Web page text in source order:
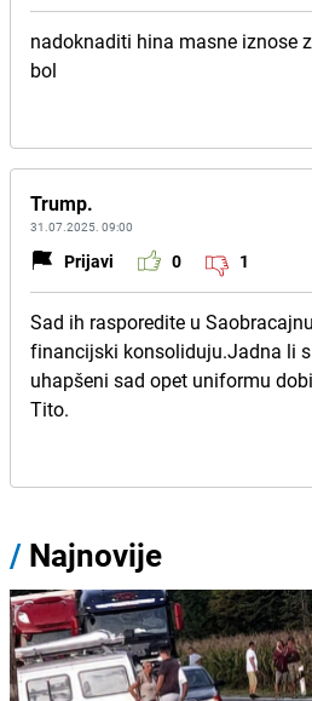
nadoknaditi hina masne iznose
bol
Trump.
31.07.2025. 09:00
Prijavi 0 1
Sad ih rasporedite u
financijski konsoliduju.Jadna li
uhapšeni sad opet uniformu
Tito.
/ Najnovije